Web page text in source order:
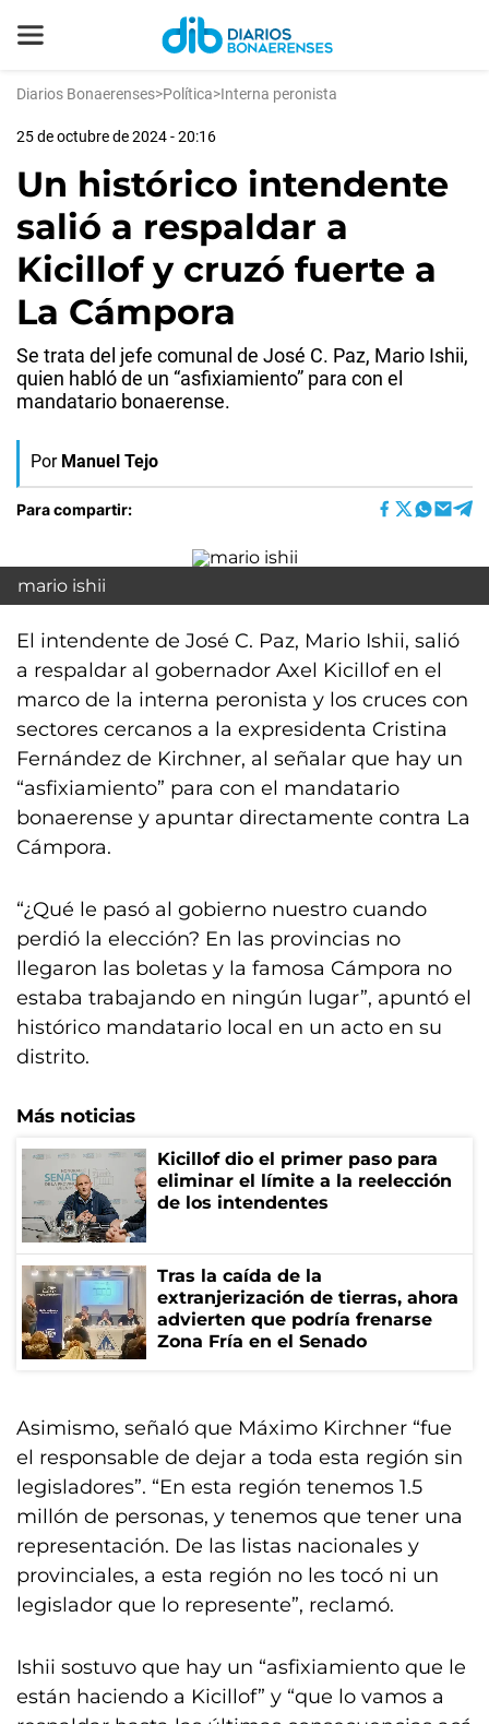
Diarios Bonaerenses>Política>Interna peronista
25 de octubre de 2024 - 20:16
Un histórico intendente
salió a respaldar a
Kicillof y cruzó fuerte a
La Cámpora
Se trata del jefe comunal de José C. Paz, Mario Ishii,
quien habló de un “asfixiamiento” para con el
mandatario bonaerense.
Por Manuel Tejo
Para compartir:
mario ishii
El intendente de José C. Paz, Mario Ishii, salió
a respaldar al gobernador Axel Kicillof en el
marco de la interna peronista y los cruces con
sectores cercanos a la expresidenta Cristina
Fernández de Kirchner, al señalar que hay un
“asfixiamiento” para con el mandatario
bonaerense y apuntar directamente contra La
Cámpora.
“¿Qué le pasó al gobierno nuestro cuando
perdió la elección? En las provincias no
llegaron las boletas y la famosa Cámpora no
estaba trabajando en ningún lugar”, apuntó el
histórico mandatario local en un acto en su
distrito.
Más noticias
Kicillof dio el primer paso para
eliminar el límite a la reelección
de los intendentes
Tras la caída de la
extranjerización de tierras, ahora
advierten que podría frenarse
Zona Fría en el Senado
Asimismo, señaló que Máximo Kirchner “fue
el responsable de dejar a toda esta región sin
legisladores”. “En esta región tenemos 1.5
millón de personas, y tenemos que tener una
representación. De las listas nacionales y
provinciales, a esta región no les tocó ni un
legislador que lo represente”, reclamó.
Ishii sostuvo que hay un “asfixiamiento que le
están haciendo a Kicillof” y “que lo vamos a